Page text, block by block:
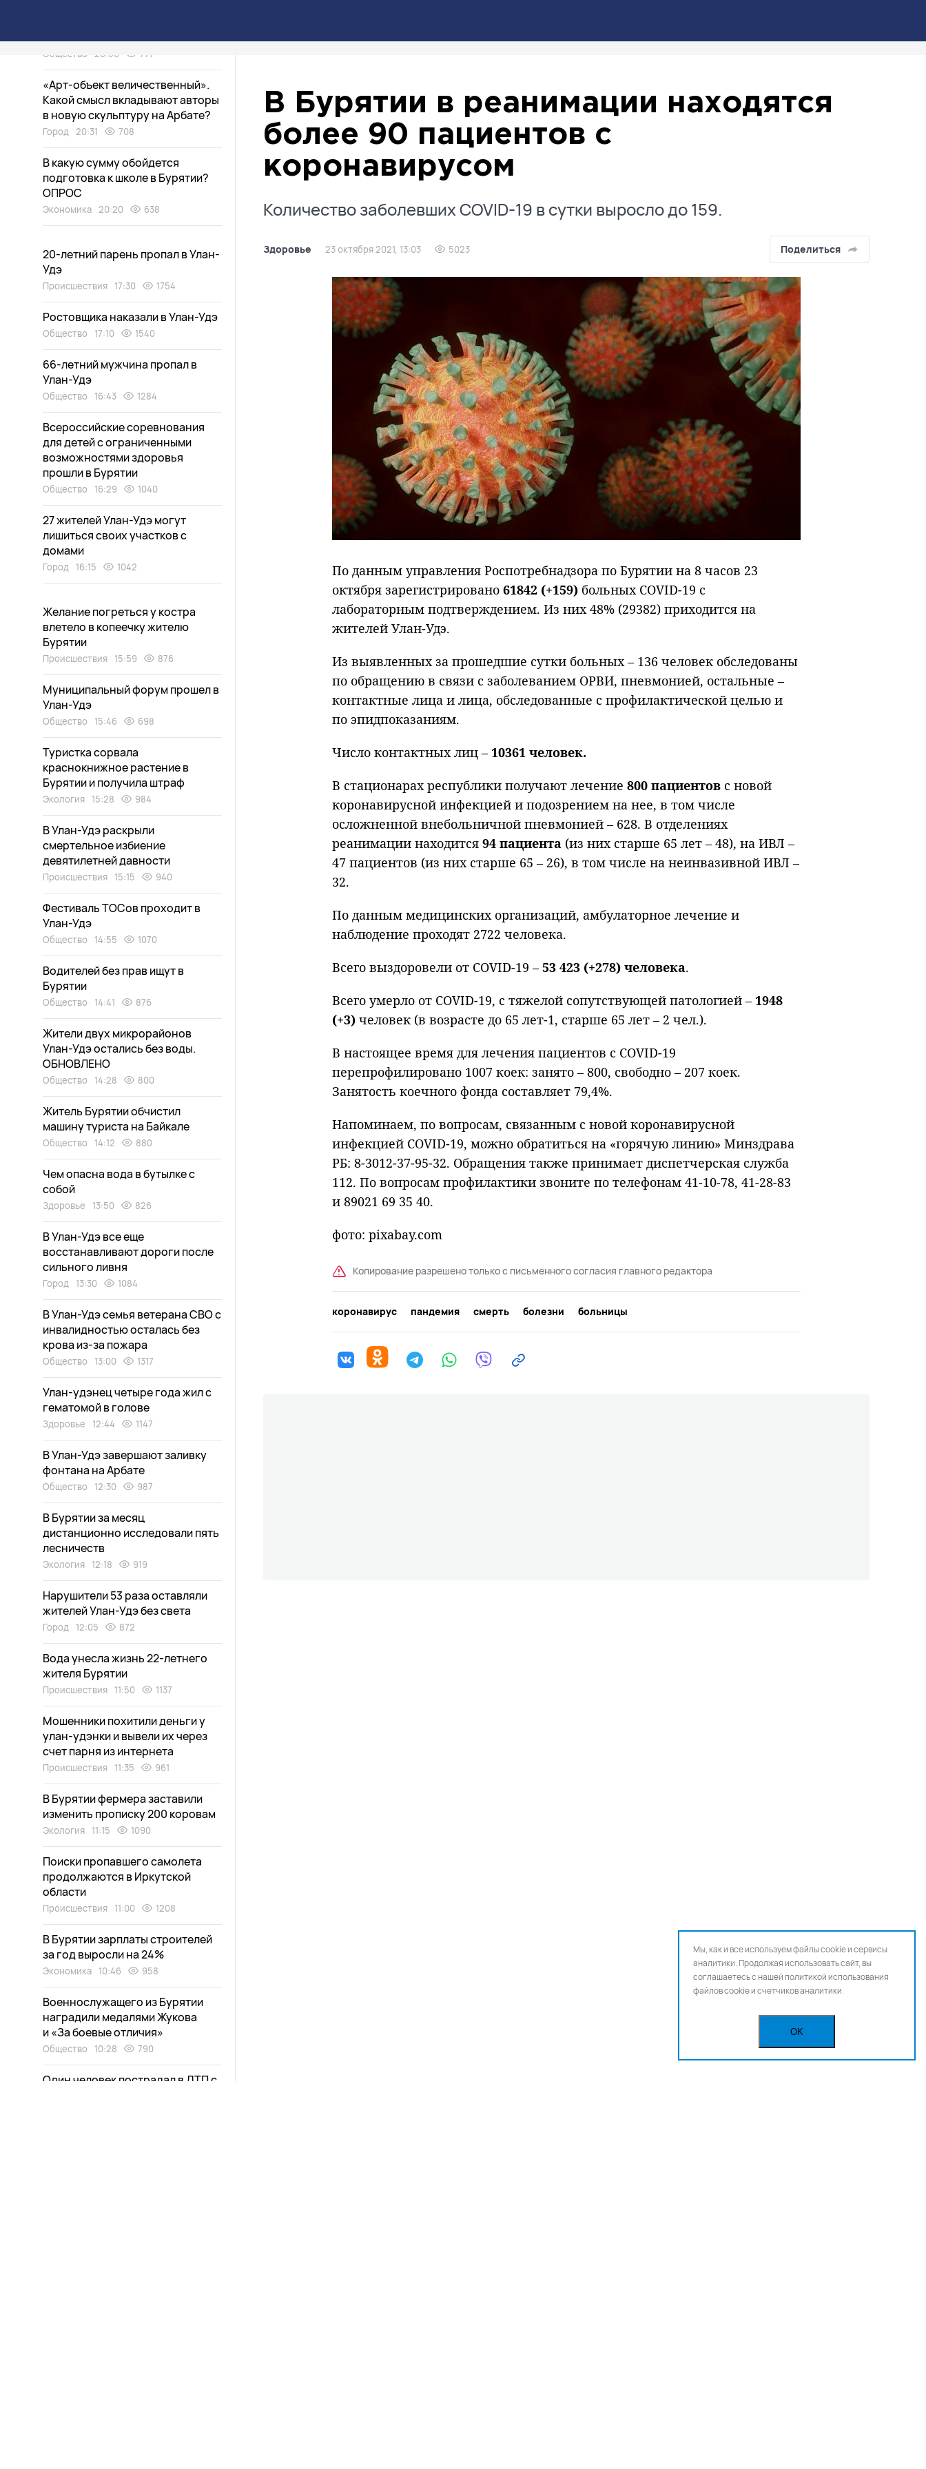
В Бурятии в реанимации находятся
более 90 пациентов с
коронавирусом
Количество заболевших COVID-19 в сутки выросло до 159.
Здоровье 23 октября 2021, 13:03 5023 Поделиться
По данным управления Роспотребнадзора по Бурятии на 8 часов 23
октября зарегистрировано 61842 (+159) больных COVID-19 с
лабораторным подтверждением. Из них 48% (29382) приходится на
жителей Улан-Удэ.
Из выявленных за прошедшие сутки больных – 136 человек обследованы
по обращению в связи с заболеванием ОРВИ, пневмонией, остальные –
контактные лица и лица, обследованные с профилактической целью и
по эпидпоказаниям.
Число контактных лиц –10361 человек.
В стационарах республики получают лечение 800 пациентов с новой
коронавирусной инфекцией и подозрением на нее, в том числе
осложненной внебольничной пневмонией – 628. В отделениях
реанимации находится 94 пациента (из них старше 65 лет – 48), на ИВЛ –
47 пациентов (из них старше 65 – 26), в том числе на неинвазивной ИВЛ –
32.
По данным медицинских организаций, амбулаторное лечение и
наблюдение проходят 2722 человека.
Всего выздоровели от COVID-19 –53 423 (+278) человека.
Всего умерло от COVID-19, с тяжелой сопутствующей патологией –1948
(+3) человек (в возрасте до 65 лет-1, старше 65 лет – 2 чел.).
В настоящее время для лечения пациентов с COVID-19
перепрофилировано 1007 коек: занято – 800, свободно – 207 коек.
Занятость коечного фонда составляет 79,4%.
Напоминаем, по вопросам, связанным с новой коронавирусной
инфекцией COVID-19, можно обратиться на «горячую линию» Минздрава
РБ: 8-3012-37-95-32. Обращения также принимает диспетчерская служба
112. По вопросам профилактики звоните по телефонам 41-10-78, 41-28-83
и 89021 69 35 40.
фото: pixabay.com
Копирование разрешено только с письменного согласия главного редактора
коронавирус пандемия смерть болезни больницы
Общество 20:50 777
«Арт-объект величественный».
Какой смысл вкладывают авторы
в новую скульптуру на Арбате?
Город 20:31 708
В какую сумму обойдется
подготовка к школе в Бурятии?
ОПРОС
Экономика 20:20 638
20-летний парень пропал в Улан-
Удэ
Происшествия 17:30 1754
Ростовщика наказали в Улан-Удэ
Общество 17:10 1540
66-летний мужчина пропал в
Улан-Удэ
Общество 16:43 1284
Всероссийские соревнования
для детей с ограниченными
возможностями здоровья
прошли в Бурятии
Общество 16:29 1040
27 жителей Улан-Удэ могут
лишиться своих участков с
домами
Город 16:15 1042
Желание погреться у костра
влетело в копеечку жителю
Бурятии
Происшествия 15:59 876
Муниципальный форум прошел в
Улан-Удэ
Общество 15:46 698
Туристка сорвала
краснокнижное растение в
Бурятии и получила штраф
Экология 15:28 984
В Улан-Удэ раскрыли
смертельное избиение
девятилетней давности
Происшествия 15:15 940
Фестиваль ТОСов проходит в
Улан-Удэ
Общество 14:55 1070
Водителей без прав ищут в
Бурятии
Общество 14:41 876
Жители двух микрорайонов
Улан-Удэ остались без воды.
ОБНОВЛЕНО
Общество 14:28 800
Житель Бурятии обчистил
машину туриста на Байкале
Общество 14:12 880
Чем опасна вода в бутылке с
собой
Здоровье 13:50 826
В Улан-Удэ все еще
восстанавливают дороги после
сильного ливня
Город 13:30 1084
В Улан-Удэ семья ветерана СВО с
инвалидностью осталась без
крова из-за пожара
Общество 13:00 1317
Улан-удэнец четыре года жил с
гематомой в голове
Здоровье 12:44 1147
В Улан-Удэ завершают заливку
фонтана на Арбате
Общество 12:30 987
В Бурятии за месяц
дистанционно исследовали пять
лесничеств
Экология 12:18 919
Нарушители 53 раза оставляли
жителей Улан-Удэ без света
Город 12:05 872
Вода унесла жизнь 22-летнего
жителя Бурятии
Происшествия 11:50 1137
Мошенники похитили деньги у
улан-удэнки и вывели их через
счет парня из интернета
Происшествия 11:35 961
В Бурятии фермера заставили
изменить прописку 200 коровам
Экология 11:15 1090
Поиски пропавшего самолета
продолжаются в Иркутской
области
Происшествия 11:00 1208
В Бурятии зарплаты строителей
за год выросли на 24%
Экономика 10:46 958
Военнослужащего из Бурятии
наградили медалями Жукова
и «За боевые отличия»
Общество 10:28 790
Один человек пострадал в ДТП с
Мы, как и все используем файлы cookie и сервисы
аналитики. Продолжая использовать сайт, вы
соглашаетесь с нашейполитикой использования
файлов cookie и счетчиков аналитики.
OK